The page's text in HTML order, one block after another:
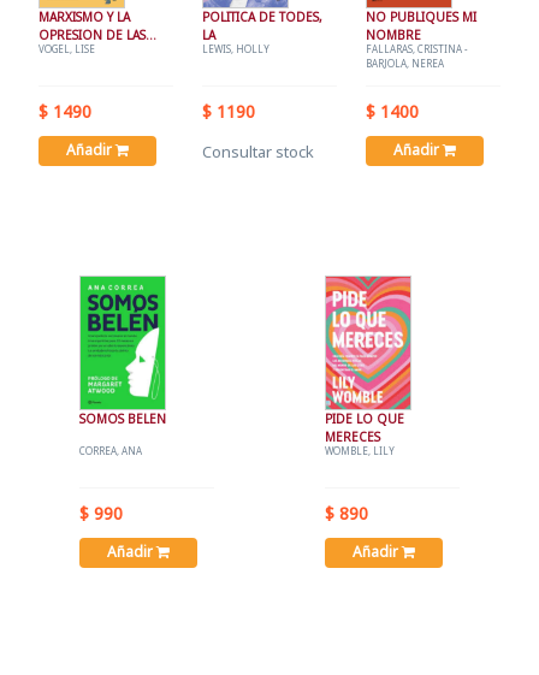
MARXISMO Y LA
OPRESION DE LAS
MUJERES, EL
VOGEL, LISE
$ 1490
Añadir
POLITICA DE TODES,
LA
LEWIS, HOLLY
$ 1190
Consultar stock
NO PUBLIQUES MI
NOMBRE
FALLARAS, CRISTINA -
BARJOLA, NEREA
$ 1400
Añadir
SOMOS BELEN
CORREA, ANA
$ 990
Añadir
PIDE LO QUE
MERECES
WOMBLE, LILY
$ 890
Añadir